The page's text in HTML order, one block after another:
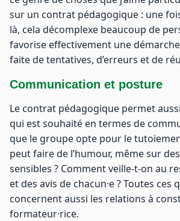
sur un contrat pédagogique : une
là, cela décomplexe beaucoup de
favorise effectivement une
faite de tentatives, d’erreurs et de
Communication et posture
Le contrat pédagogique permet
qui est souhaité en termes de
que le groupe opte pour le
peut faire de l’humour, même sur
sensibles ? Comment veille-t-on au
et des avis de chacun·e ? Toutes ces
concernent aussi les relations à
formateur·rice.